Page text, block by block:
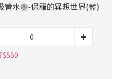
水壺-保羅的異想世界(藍)